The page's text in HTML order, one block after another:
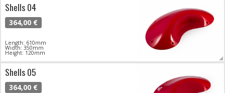
Shells 04
364,00 €
Length: 610mm
Width: 350mm
Height: 120mm
Shells 05
364,00 €